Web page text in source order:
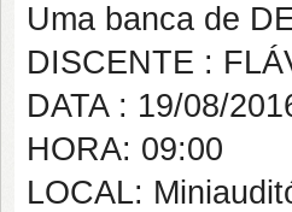
Uma banca de
DISCENTE :
DATA : 19/08/
HORA: 09:00
LOCAL: